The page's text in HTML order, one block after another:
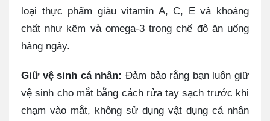
loại thực phẩm giàu vitamin A, C, E và khoáng
chất như kẽm và omega-3 trong chế độ ăn uống
hàng ngày.
Giữ vệ sinh cá nhân: Đảm bảo rằng bạn luôn giữ
vệ sinh cho mắt bằng cách rửa tay sạch trước khi
chạm vào mắt, không sử dụng vật dụng cá nhân